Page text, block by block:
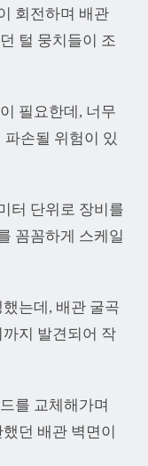
회전하며 배관
털 뭉치들이 조
필요한데, 너무
파손될 위험이 있
터 단위로 장비를
꼼꼼하게 스케일
는데, 배관 굴곡
지 발견되어 작
를 교체해가며
던 배관 벽면이